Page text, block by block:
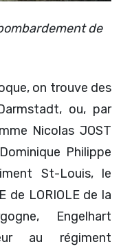
de
on trouve des
ou, par
Nicolas JOST
Philippe
St-Louis, le
de LORIOLE de la
Engelhart
au régiment